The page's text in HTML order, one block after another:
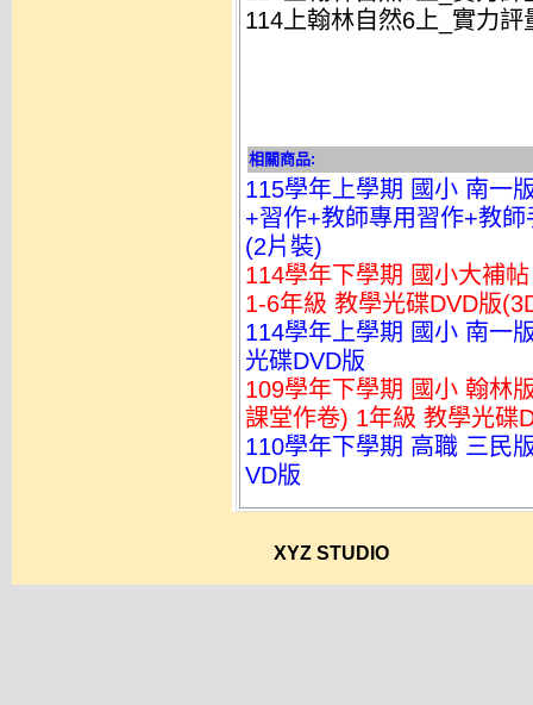
114上翰林自然6上_實力評
相關商品:
115學年上學期 國小 南一
+習作+教師專用習作+教
(2片裝)
114學年下學期 國小大補
1-6年級 教學光碟DVD版
114學年上學期 國小 南一
光碟DVD版
109學年下學期 國小 翰林
課堂作卷) 1年級 教學光碟
110學年下學期 高職 三民
VD版
XYZ STUDIO